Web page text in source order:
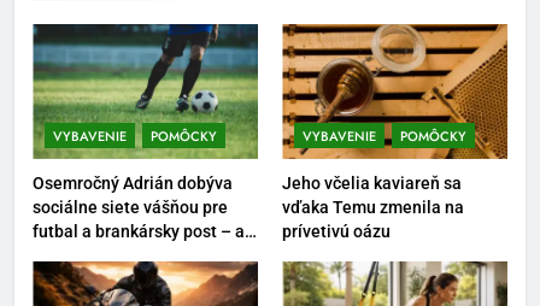
VYBAVENIE POMÔCKY
Osemročný Adrián dobýva
sociálne siete vášňou pre
futbal a brankársky post – aj
VYBAVENIE POMÔCKY
Jeho včelia kaviareň sa
vďaka Temu zmenila na
prívetivú oázu
6
Ako kombinovať rôzne
tréningové pomôcky
POMÔCKY VYBAVENIE
7
POMÔCKY VYBAVENIE